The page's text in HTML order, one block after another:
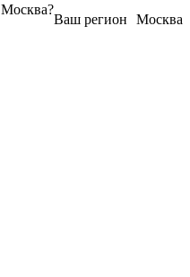
Москва
Ваш регион
Москва?